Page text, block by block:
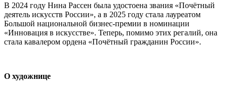
В 2024 году Нина Рассен была удостоена звания «Почётный
деятель искусств России», а в 2025 году стала лауреатом
Большой национальной бизнес-премии в номинации
«Инновация в искусстве». Теперь, помимо этих регалий, она
стала кавалером ордена «Почётный гражданин России».
О художнице